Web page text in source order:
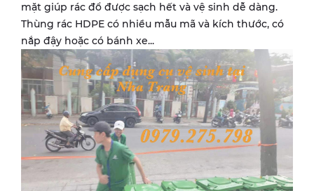
mặt giúp rác đổ được sạch hết và vệ sinh dễ dàng.
Thùng rác HDPE có nhiều mẫu mã và kích thước, có
nắp đậy hoặc có bánh xe...